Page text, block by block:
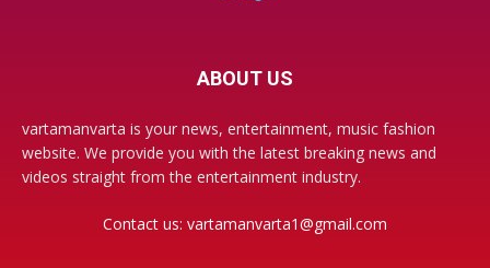
ABOUT US
vartamanvarta is your news, entertainment, music fashion
website. We provide you with the latest breaking news and
videos straight from the entertainment industry.
Contact us: vartamanvarta1@gmail.com